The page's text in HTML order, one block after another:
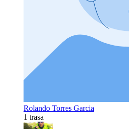
Rolando Torres Garcia
1 trasa